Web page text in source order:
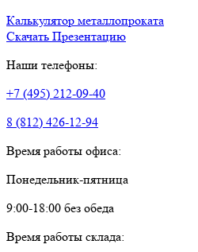
Калькулятор металлопроката
Скачать Презентацию
Наши телефоны:
+7 (495) 212-09-40
8 (812) 426-12-94
Время работы офиса:
Понедельник-пятница
9:00-18:00 без обеда
Время работы склада: